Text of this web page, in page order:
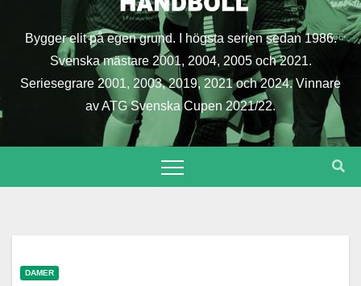
Bygger elit på egen grund. I högsta serien sedan 1986.
Svenska mästare 2001, 2004, 2005 och 2021.
Seriesegrare 2001, 2003, 2019, 2021 och 2024. Vinnare
av ATG Svenska Cupen 2021/22.
DAMER